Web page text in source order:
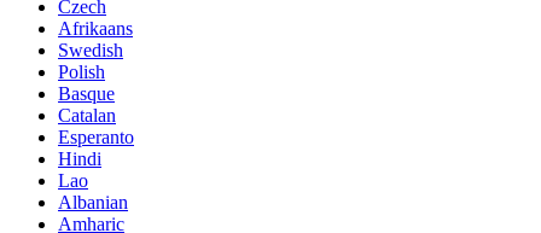
Czech
Afrikaans
Swedish
Polish
Basque
Catalan
Esperanto
Hindi
Lao
Albanian
Amharic